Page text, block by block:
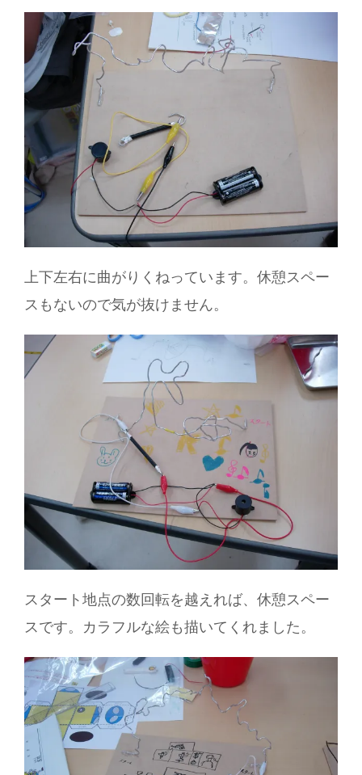
上下左右に曲がりくねっています。休憩スペー
スもないので気が抜けません。
スタート地点の数回転を越えれば、休憩スペー
スです。カラフルな絵も描いてくれました。